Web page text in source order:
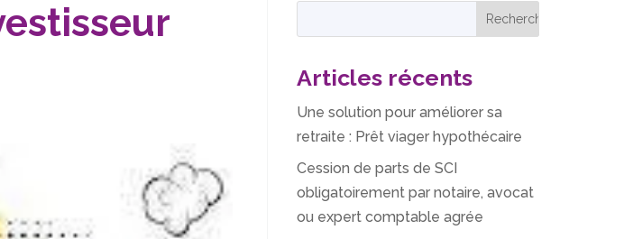
Articles récents
Une solution pour améliorer sa
retraite : Prêt viager hypothécaire
Cession de parts de SCI
obligatoirement par notaire, avocat
ou expert comptable agrée